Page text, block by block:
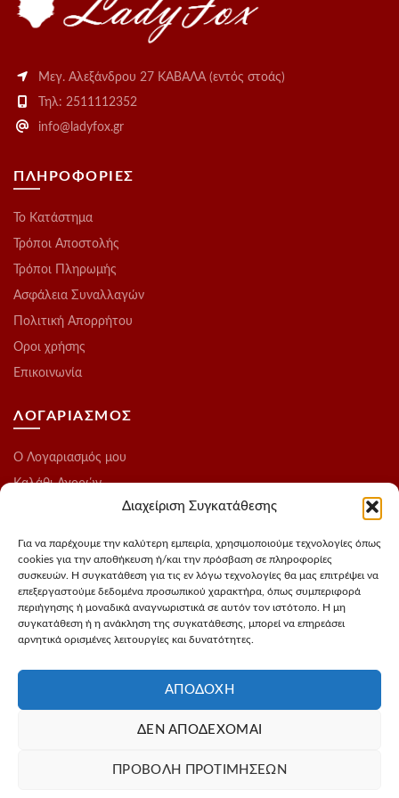
Διαχείριση Συγκατάθεσης
Για να παρέχουμε την καλύτερη εμπειρία, χρησιμοποιούμε τεχνολογίες όπως
cookies για την αποθήκευση ή/και την πρόσβαση σε πληροφορίες
συσκευών. Η συγκατάθεση για τις εν λόγω τεχνολογίες θα μας επιτρέψει να
επεξεργαστούμε δεδομένα προσωπικού χαρακτήρα, όπως συμπεριφορά
περιήγησης ή μοναδικά αναγνωριστικά σε αυτόν τον ιστότοπο. Η μη
συγκατάθεση ή η ανάκληση της συγκατάθεσης, μπορεί να επηρεάσει
αρνητικά ορισμένες λειτουργίες και δυνατότητες.
ΑΠΟΔΟΧΉ
ΔΕΝ ΑΠΟΔΈΧΟΜΑΙ
ΠΡΟΒΟΛΉ ΠΡΟΤΙΜΉΣΕΩΝ
Μεγ. Αλεξάνδρου 27 ΚΑΒΑΛΑ (εντός στοάς)
Τηλ: 2511112352
info@ladyfox.gr
ΠΛΗΡΟΦΟΡΙΕΣ
Το Kατάστημα
Τρόποι Αποστολής
Τρόποι Πληρωμής
Ασφάλεια Συναλλαγών
Πολιτική Απορρήτου
Οροι χρήσης
Επικοινωνία
ΛΟΓΑΡΙΑΣΜΟΣ
O Λογαριασμός μου
Καλάθι Αγορών
Ολοκλήρωση Παραγγελίας
Blog
ΑΚΟΛΟΥΘΗΣΤΕ ΜΑΣ
Instagram
FaceBook
MyIP